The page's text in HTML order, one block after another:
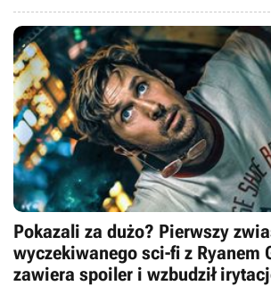
Pokazali za dużo? Pierwszy
wyczekiwanego sci-fi z Ryanem
zawiera spoiler i wzbudził